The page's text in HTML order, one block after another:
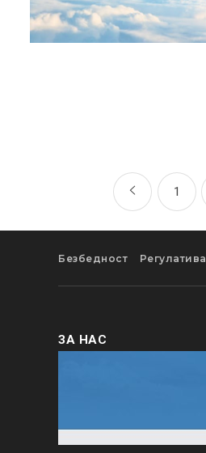
1
Безбедност Регулатива
ЗА НАС